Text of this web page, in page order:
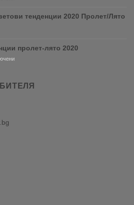
PURDY!тенденции 2020 Пролет/Лято
пролет-лято 2020
за
пролет-